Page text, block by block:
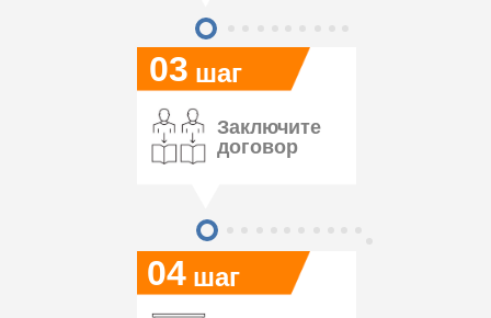
04
03 шаг
шаг
Заключите
договор